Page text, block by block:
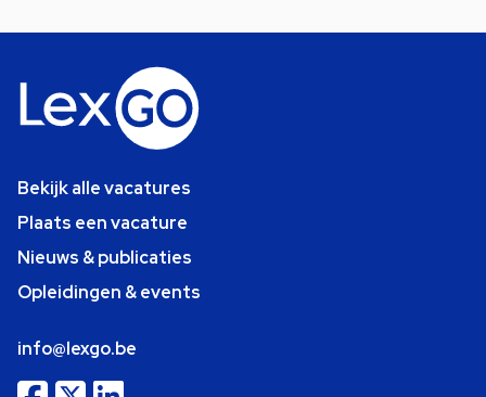
Bekijk alle vacatures
Plaats een vacature
Nieuws & publicaties
Opleidingen & events
info@lexgo.be